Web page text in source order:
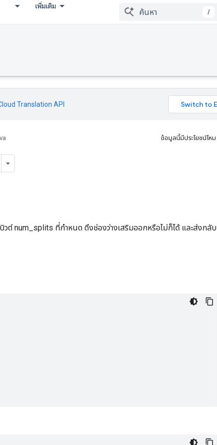
เพิ่มเติม
/
Translation API
ข้อมูลนี้มีประโยชน์ไหม
ต์ num_splits ที่กำหนด ดึงช่องว่างเสริมออกหรือไม่ก็ได้ และส่งกลับ